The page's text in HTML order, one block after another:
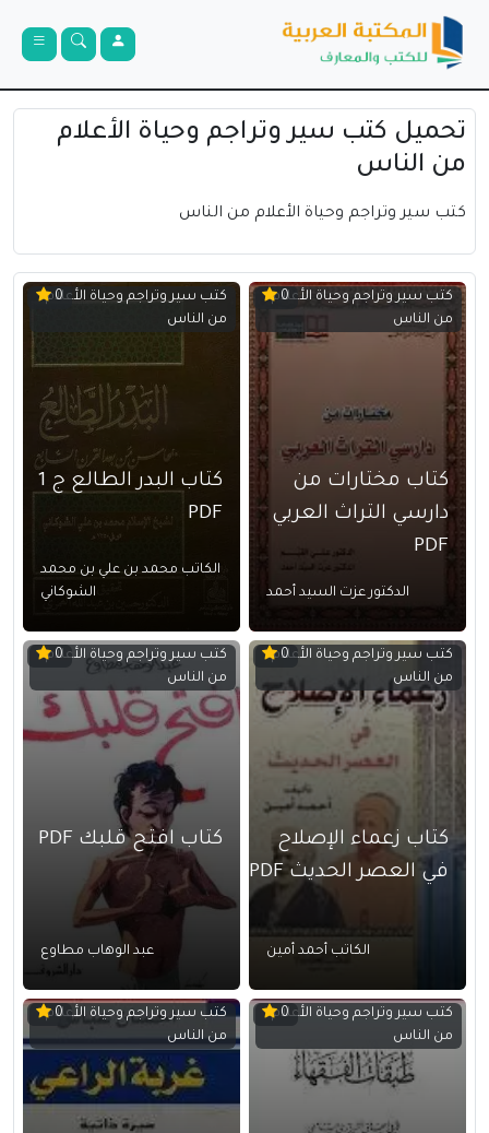
تحميل كتب سير وتراجم وحياة الأعلام
من الناس
كتب سير وتراجم وحياة الأعلام من الناس
كتب سير وتراجم وحياة الأعلام
من الناس
0
كتاب مختارات من
دارسي التراث العربي
PDF
الدكتور عزت السيد أحمد
كتب سير وتراجم وحياة الأعلام
من الناس
0
كتاب البدر الطالع ج 1
PDF
الكاتب محمد بن علي بن محمد
الشوكاني
كتب سير وتراجم وحياة الأعلام
من الناس
0
كتاب زعماء الإصلاح
في العصر الحديث PDF
الكاتب أحمد أمين
كتب سير وتراجم وحياة الأعلام
من الناس
0
كتاب افتح قلبك PDF
عبد الوهاب مطاوع
كتب سير وتراجم وحياة الأعلام
من الناس
0
كتب سير وتراجم وحياة الأعلام
من الناس
0